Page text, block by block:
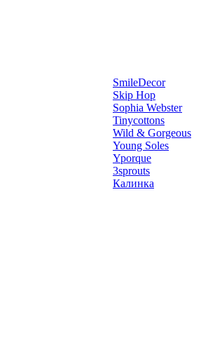
SmileDecor
Skip Hop
Sophia Webster
Tinycottons
Wild & Gorgeous
Young Soles
Yporque
3sprouts
Калинка